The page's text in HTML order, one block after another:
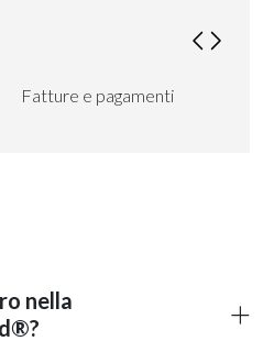
nella
Fatture e pagamenti